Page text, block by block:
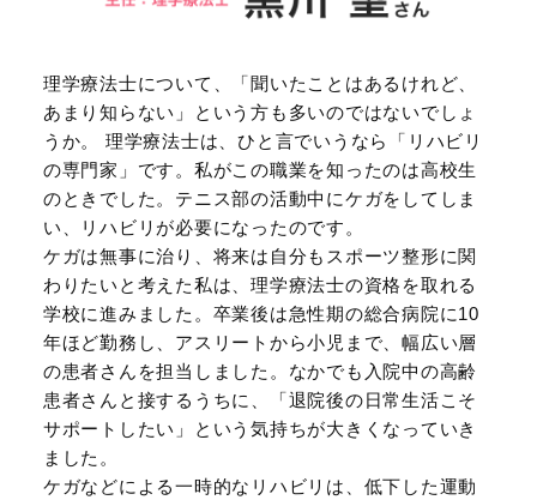
理学療法士について、「聞いたことはあるけれど、
あまり知らない」という方も多いのではないでしょ
うか。 理学療法士は、ひと言でいうなら「リハビリ
の専門家」です。私がこの職業を知ったのは高校生
のときでした。テニス部の活動中にケガをしてしま
い、リハビリが必要になったのです。
ケガは無事に治り、将来は自分もスポーツ整形に関
わりたいと考えた私は、理学療法士の資格を取れる
学校に進みました。卒業後は急性期の総合病院に10
年ほど勤務し、アスリートから小児まで、幅広い層
の患者さんを担当しました。なかでも入院中の高齢
患者さんと接するうちに、「退院後の日常生活こそ
サポートしたい」という気持ちが大きくなっていき
ました。
ケガなどによる一時的なリハビリは、低下した運動